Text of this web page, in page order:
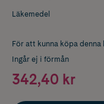
Läkemedel
För att kunna köpa
Ingår ej i förmån
342,40 kr